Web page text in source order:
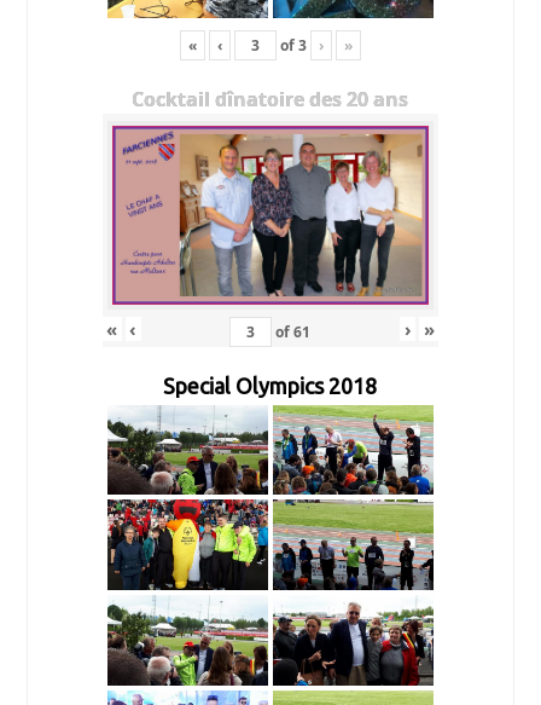
« ‹ of3 › »
Cocktail dînatoire des 20 ans
« ‹ of61 › »
Special Olympics 2018